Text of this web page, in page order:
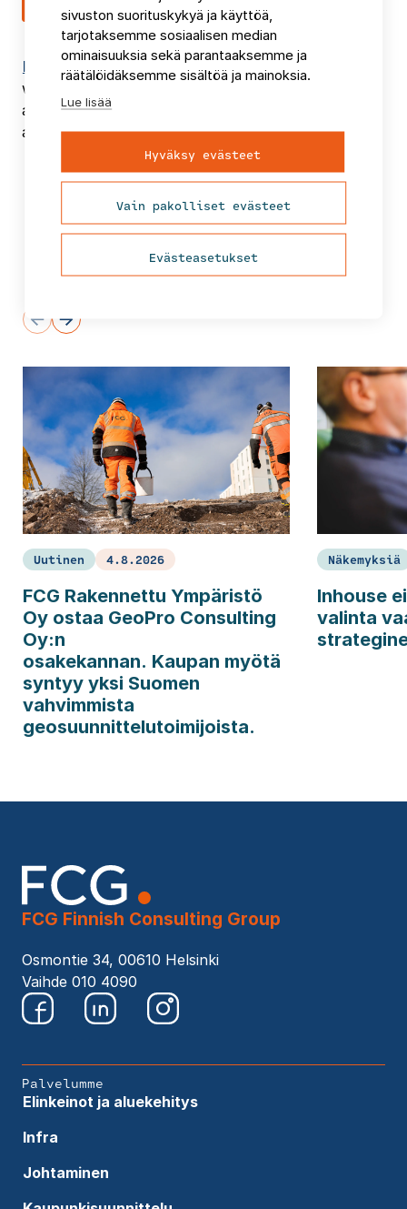
FCG:n virtuaaliset Aamukahvit
on maksuton
webinaarisarja, jonka vaihtuvat teemat tarjoavat
ajankohtaista tietoa eri toimialojen johdolle ja
asiantuntijoille.
Puheenaiheita ja uutisia
Uutinen 4.8.2026
FCG Rakennettu Ympäristö
Oy ostaa GeoPro Consulting
Oy:n
osakekannan. Kaupan myötä
syntyy yksi Suomen
vahvimmista
geosuunnittelutoimijoista.
Näkemyksiä
Inhouse
valinta
FCG Finnish Consulting Group
Osmontie 34, 00610 Helsinki
Vaihde 010 4090
Palvelumme
Elinkeinot ja aluekehitys
Infra
Johtaminen
sivuston suorituskykyä ja käyttöä,
tarjotaksemme sosiaalisen median
ominaisuuksia sekä parantaaksemme ja
räätälöidäksemme sisältöä ja mainoksia.
Lue lisää
Hyväksy evästeet
Vain pakolliset evästeet
Evästeasetukset